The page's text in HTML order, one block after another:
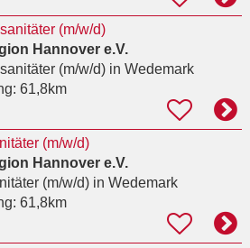
(m/w/d)
Hannover e.V.
(m/w/d)in Wedemark
61,8km
(m/w/d)
Hannover e.V.
(m/w/d)in Wedemark
61,8km